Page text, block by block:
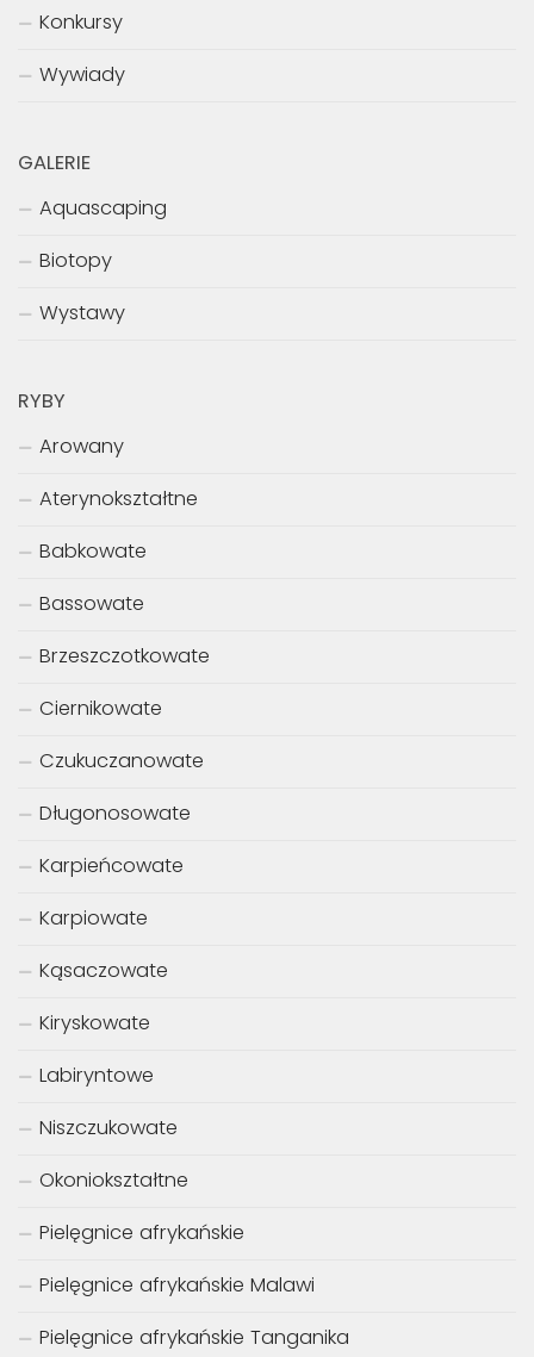
Konkursy
Wywiady
GALERIE
Aquascaping
Biotopy
Wystawy
RYBY
Arowany
Aterynokształtne
Babkowate
Bassowate
Brzeszczotkowate
Ciernikowate
Czukuczanowate
Długonosowate
Karpieńcowate
Karpiowate
Kąsaczowate
Kiryskowate
Labiryntowe
Niszczukowate
Okoniokształtne
Pielęgnice afrykańskie
Pielęgnice afrykańskie Malawi
Pielęgnice afrykańskie Tanganika